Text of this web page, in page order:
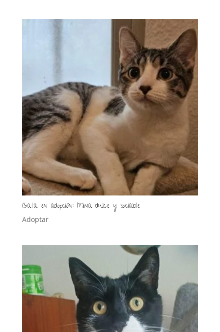
Gata en adopción: Mina dulce y sociable
Adoptar